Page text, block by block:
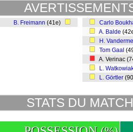
B. Freimann (41e)
Carlo
A. Balde
H.
Tom Gaal
A. Verinac
L.
L. Görtler
STATS DU MATCH